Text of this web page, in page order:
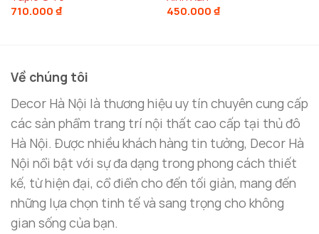
trong xe hoặc các yếu tố môi trường.
màu theo thời gian. Chất liệu này cũng giúp sản
phẩm giữ được độ sáng bóng, tạo nên một điểm
nhấn đẹp mắt cho không gian xe của bạn.
710.000 ₫
450.000 ₫
Về chúng tôi
Decor Hà Nội là thương hiệu uy tín chuyên cung cấp
các sản phẩm trang trí nội thất cao cấp tại thủ đô
Hà Nội. Được nhiều khách hàng tin tưởng, Decor Hà
Nội nổi bật với sự đa dạng trong phong cách thiết
kế, từ hiện đại, cổ điển cho đến tối giản, mang đến
những lựa chọn tinh tế và sang trọng cho không
gian sống của bạn.